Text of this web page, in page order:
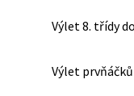
Výlet 8. třídy
Výlet